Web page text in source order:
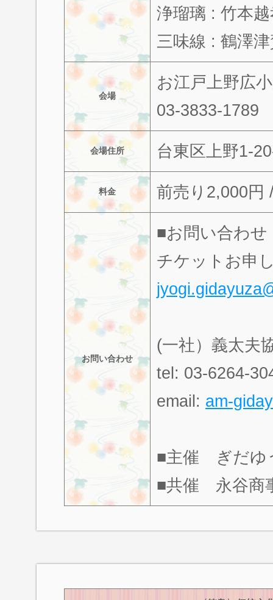
浄瑠璃 : 竹本
三味線 : 鶴澤
会場
お江戸上野広
03-3833-1789
会場住所 台東区上野1-
料金 前売り2,000円
お問い合わせ
■お問い合わせ
チケットお申
(一社）義太夫
tel: 03-6264-
email: am-
■主催 ぎだゆ
■共催 永谷商